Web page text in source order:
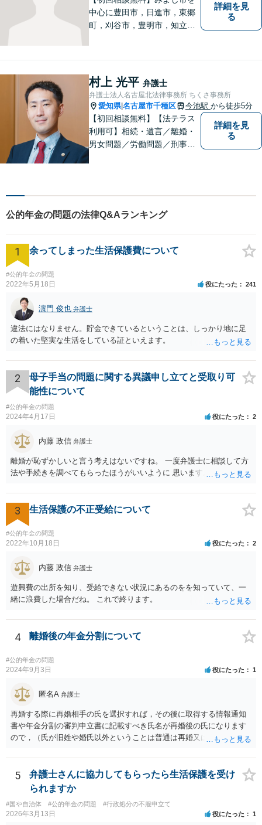
中心に豊田市，日進市，東郷
町，刈谷市，豊明市，知立市
にこだわり，依頼者との「信
頼関係」を大切にしていま
す。
詳細を見
る
村上 光平 弁護士
弁護士法人名古屋北法律事務所 ちくさ事務所
愛知県|名古屋市千種区 今池駅 から徒歩5分
【初回相談無料】【法テラス
利用可】相続・遺言／離婚・
男女問題／労働問題／刑事事
ご提供。小さなお困り事でも
構いません【夜間・休日面
談】【完全個室】【今池駅3
分】
詳細を見
る
公的年金の問題の法律Q&Aランキング
1 余ってしまった生活保護費について
#公的年金の問題
2022年5月18日 役にたった 241
濵門 俊也 弁護士
違法にはなりません。貯金できているということは、しっかり地に足
の着いた堅実な生活をしている証といえます。
2
母子手当の問題に関する異議申し立てと受取り可
能性について
#公的年金の問題
2024年4月17日 役にたった 2
内藤 政信 弁護士
離婚が恥ずかしいと言う考えはないですね。 一度弁護士に相談して方
法や手続きを調べてもらったほうがいいように 思います。
3 生活保護の不正受給について
#公的年金の問題
2022年10月18日 役にたった 2
内藤 政信 弁護士
遊興費の出所を知り、受給できない状況にあるのをを知っていて、一
緒に浪費した場合だね。 これで終ります。
4 離婚後の年金分割について
#公的年金の問題
2024年9月3日 役にたった 1
匿名A 弁護士
再婚する際に再婚相手の氏を選択すれば，その後に取得する情報通知
書や年金分割の審判申立書に記載すべき氏名が再婚後の氏になります
ので，（氏が旧姓や婚氏以外ということは普通は再婚又は養子縁組し
秘匿であればともかく，氏名秘匿を申し立てると，むしろ再婚したこ
とを推察されてしまうのではないかと思います。事案がよくわかりま
せんが，この種の事案では，再婚前に年金分割の手続を行うのがセオ
リーではないかと思います。
5
弁護士さんに協力してもらったら生活保護を受け
られますか
#国や自治体 #公的年金の問題 #行政処分の不服申立て
2026年3月13日 役にたった 1